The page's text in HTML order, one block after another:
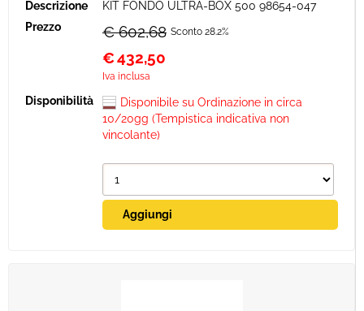
KIT FONDO ULTRA-BOX 500 98654-047
€ 602,68 Sconto 28.2%
€432,50
Iva inclusa
Disponibile su Ordinazione in circa
10/20gg (Tempistica indicativa non
vincolante)